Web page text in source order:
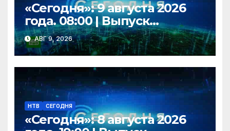
«Сегодня»: 9 августа 2026
года. 08:00 | Выпуск
новостей | Новости НТВ
АВГ 9, 2026
НТВ СЕГОДНЯ
«Сегодня»: 8 августа 2026